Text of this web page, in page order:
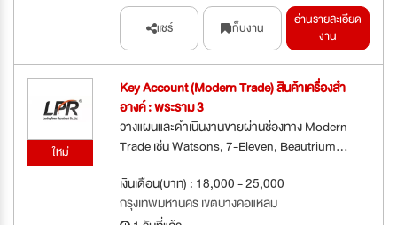
แชร์ เก็บงาน
อ่านรายละเอียด
งาน
ใหม่
Key Account (Modern Trade) สินค้าเครื่องสำ
อางค์ : พระราม 3
วางแผนและดำเนินงานขายผ่านช่องทาง Modern
Trade เช่น Watsons, 7-Eleven, Beautrium...
เงินเดือน(บาท) : 18,000 - 25,000
กรุงเทพมหานคร เขตบางคอแหลม